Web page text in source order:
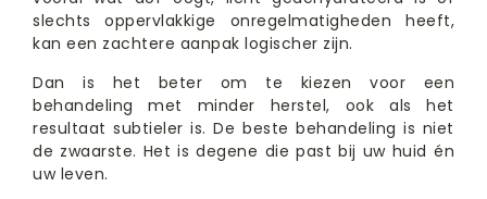
slechts oppervlakkige onregelmatigheden heeft,
kan een zachtere aanpak logischer zijn.
Dan is het beter om te kiezen voor een
behandeling met minder herstel, ook als het
resultaat subtieler is. De beste behandeling is niet
de zwaarste. Het is degene die past bij uw huid én
uw leven.